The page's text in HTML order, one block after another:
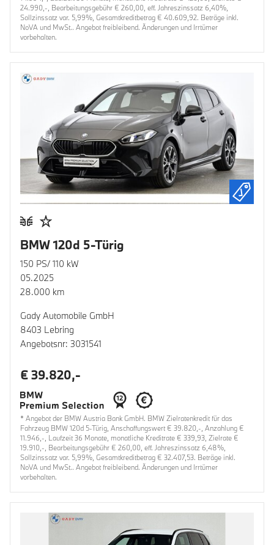
24.990,-, Bearbeitungsgebühr € 260,00, eff. Jahreszinssatz 6,40%,
Sollzinssatz var. 5,99%, Gesamtkreditbetrag € 40.609,92. Beträge inkl.
NoVA und MwSt.. Angebot freibleibend. Änderungen und Irrtümer
vorbehalten.
BMW 120d 5-Türig
150 PS/ 110 kW
05.2025
28.000 km
Gady Automobile GmbH
8403 Lebring
Angebotsnr: 3031541
€ 39.820,-
* Angebot der BMW Austria Bank GmbH. BMW Zielratenkredit für das
Fahrzeug BMW 120d 5-Türig, Anschaffungswert € 39.820,-, Anzahlung €
11.946,-, Laufzeit 36 Monate, monatliche Kreditrate € 339,93, Zielrate €
19.910,-, Bearbeitungsgebühr € 260,00, eff. Jahreszinssatz 6,48%,
Sollzinssatz var. 5,99%, Gesamtkreditbetrag € 32.407,53. Beträge inkl.
NoVA und MwSt.. Angebot freibleibend. Änderungen und Irrtümer
vorbehalten.